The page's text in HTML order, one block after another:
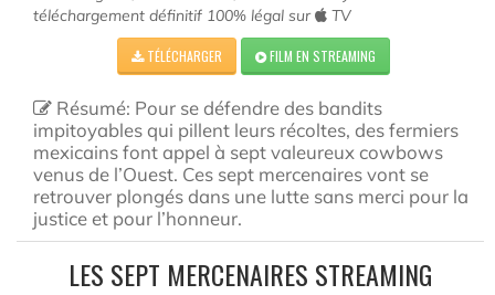
téléchargement définitif 100% légal sur
TV
TÉLÉCHARGER FILM EN STREAMING
Résumé: Pour se défendre des bandits
impitoyables qui pillent leurs récoltes, des fermiers
mexicains font appel à sept valeureux cowbows
venus de l’Ouest. Ces sept mercenaires vont se
retrouver plongés dans une lutte sans merci pour la
justice et pour l’honneur.
LES SEPT MERCENAIRES STREAMING